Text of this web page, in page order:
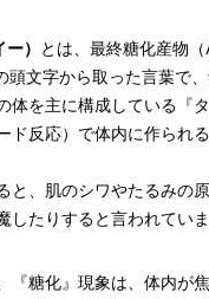
） とは、最終糖化産物
文字から取った言葉で
体を主に構成している『
ド反応）で体内に作られ
と、肌のシワやたるみの
したりすると言われていま
『糖化』現象は、体内が